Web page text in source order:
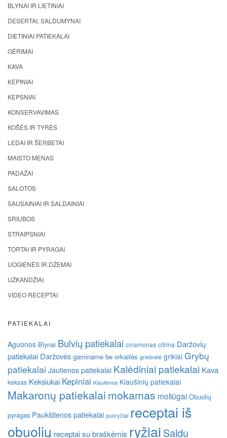
BLYNAI IR LIETINIAI
DESERTAI, SALDUMYNAI
DIETINIAI PATIEKALAI
GĖRIMAI
KAVA
KEPINIAI
KEPSNIAI
KONSERVAVIMAS
KOŠĖS IR TYRĖS
LEDAI IR ŠERBETAI
MAISTO MENAS
PADAŽAI
SALOTOS
SAUSAINIAI IR SALDAINIAI
SRIUBOS
STRAIPSNIAI
TORTAI IR PYRAGAI
UOGIENĖS IR DŽEMAI
UŽKANDŽIAI
VIDEO RECEPTAI
PATIEKALAI
Aguonos Blynai Bulvių patiekalai cinamonas citrina Daržovių
patiekalai Daržovės gaminame be orkaitės grietinėlė grikiai Grybų
patiekalai Jautienos patiekalai Kalėdiniai patiekalai Kava
keksas Keksiukai Kepiniai Kiaulienos Kiaušinių patiekalai
Makaronų patiekalai mokamas moliūgai Obuolių
pyragas Paukštienos patiekalai pusryčiai receptai iš
obuolių receptai su braškėmis ryžiai Saldu